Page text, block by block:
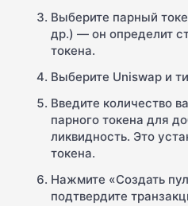
Выберите парный
др.) — он определит
токена.
Выберите Uniswap и
Введите количество
парного токена для
ликвидность. Это
токена.
Нажмите «Создать
подтвердите